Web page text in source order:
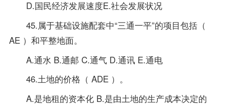
D.国民经济发展速度E.社会发展状况
45.属于基础设施配套中“三通一平”的项目包括（
AE ）和平整地面。
A.通水 B.通邮 C.通气 D.通讯 E.通电
46.土地的价格（ ADE ）。
A.是地租的资本化 B.是由土地的生产成本决定的